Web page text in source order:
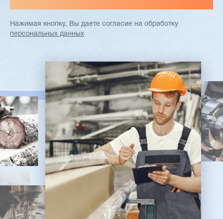
Нажимая кнопку, Вы даете согласие на обработку
персональных данных